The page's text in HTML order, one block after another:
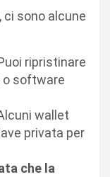
ci sono alcune
ripristinare
o software
wallet
privata per
che la